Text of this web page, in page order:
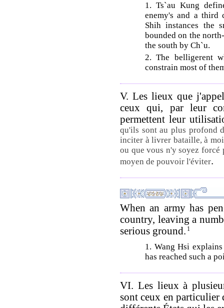
1. Ts`au Kung
enemy's and a third
Shih instances the
bounded on the
the south by Ch`u.
2. The belligerent
constrain most of
V. Les lieux que
ceux qui, par leur
permettent leur
qu'ils sont au plus profond
inciter à livrer bataille, à
ou que vous n'y soyez forcé
moyen de pouvoir l'éviter.
When an army has
country, leaving a
serious ground. 1
1. Wang Hsi
has reached such a
VI. Les lieux à
sont ceux en particulier